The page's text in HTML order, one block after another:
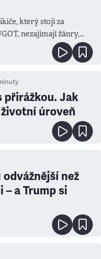
který stojí za
nezajímají žánry,
přirážkou. Jak
úroveň
než
a Trump si